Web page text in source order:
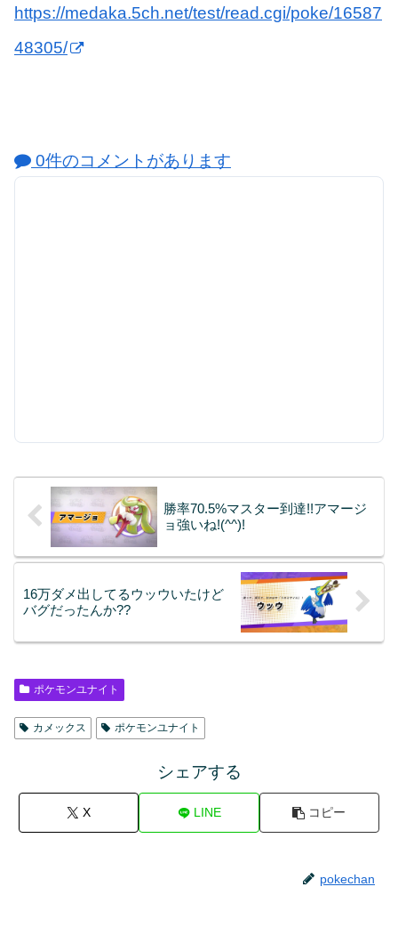
https://medaka.5ch.net/test/read.cgi/poke/16587
48305/
0件のコメントがあります
勝率70.5%マスター到達!!アマージ
ョ強いね!(^^)!
16万ダメ出してるウッウいたけど
バグだったんか??
ポケモンユナイト
カメックス ポケモンユナイト
シェアする
X LINE コピー
pokechan